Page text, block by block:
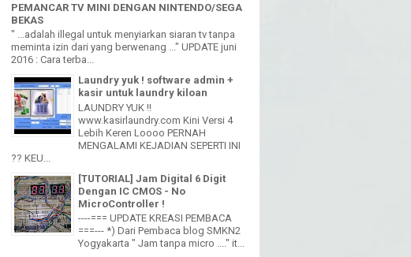
PEMANCAR TV MINI DENGAN NINTENDO/SEGA
BEKAS
" ...adalah illegal untuk menyiarkan siaran tv tanpa
meminta izin dari yang berwenang ..." UPDATE juni
2016 : Cara terba...
Laundry yuk ! software admin +
kasir untuk laundry kiloan
LAUNDRY YUK !!
www.kasirlaundry.com Kini Versi 4
Lebih Keren Loooo PERNAH
MENGALAMI KEJADIAN SEPERTI INI
?? KEU...
[TUTORIAL] Jam Digital 6 Digit
Dengan IC CMOS - No
MicroController !
----=== UPDATE KREASI PEMBACA
===--- *) Dari Pembaca blog SMKN2
Yogyakarta " Jam tanpa micro ...." it...